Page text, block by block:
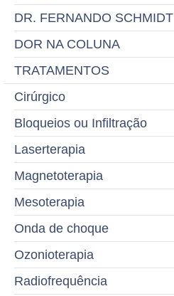
DR. FERNANDO SCHMIDT
DOR NA COLUNA
TRATAMENTOS
Cirúrgico
Bloqueios ou Infiltração
Laserterapia
Magnetoterapia
Mesoterapia
Onda de choque
Ozonioterapia
Radiofrequência